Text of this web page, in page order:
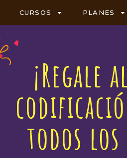
CURSOS PLANES
¡Regale
todos